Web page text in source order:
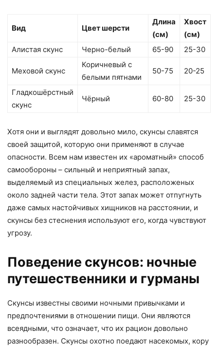
Вид Цвет шерсти
Длина
(см)
Хвост
(см)
Алистая скунс
Черно-белый 65-90 25-30
Меховой скунс
Коричневый с
белыми пятнами
50-75 20-25
Гладкошёрстный
скунс
Чёрный 60-80 25-30
Хотя они и выглядят довольно мило, скунсы славятся
своей защитой, которую они применяют в случае
опасности. Всем нам известен их «ароматный» способ
самообороны – сильный и неприятный запах,
выделяемый из специальных желез, расположеных
около задней части тела. Этот запах может отпугнуть
даже самых настойчивых хищников на расстоянии, и
скунсы без стеснения используют его, когда чувствуют
угрозу.
Поведение скунсов: ночные
путешественники и гурманы
Скунсы известны своими ночными привычками и
предпочтениями в отношении пищи. Они являются
всеядными, что означает, что их рацион довольно
разнообразен. Скунсы охотно поедают насекомых, кору